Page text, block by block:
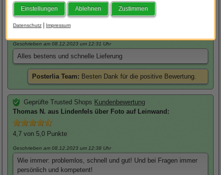
HartwigE. aus Zirndorf über Foto auf Leinwand
5,0von 5,0 Punkte
Geschrieben am 08.12.2023 um 12:31 Uhr
Alles bestens und schnelle Lieferung
Posterlia Team: Besten Dank für die positive Bewertung.
Geprüfte Trusted Shops Kundenbewertung
Thomas N. aus Lindenfels über Foto auf Leinwand :
4,7 von 5,0 Punkte
Geschrieben am 08.12.2023 um 12:38 Uhr
Wie immer: problemlos, schnell und gut! Und bei Fragen immer
persönlich und kompetent!
Einstellungen Ablehnen Zustimmen
Datenschutz | Impressum